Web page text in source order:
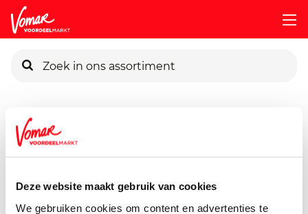
Deze website maakt gebruik van cookies
We gebruiken cookies om content en advertenties te
Pincode vergeten
Persoonlijk KIK-account
Assortiment
1500 ml